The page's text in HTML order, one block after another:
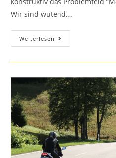
Wir sind wütend,…
Weiterlesen
welchem
Recht!?